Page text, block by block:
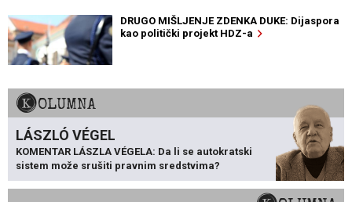
DRUGO MIŠLJENJE ZDENKA DUKE: Dijaspora
kao politički projekt HDZ-a
KOLUMNA
LÁSZLÓ VÉGEL
KOMENTAR LÁSZLA VÉGELA: Da li se autokratski
sistem može srušiti pravnim sredstvima?